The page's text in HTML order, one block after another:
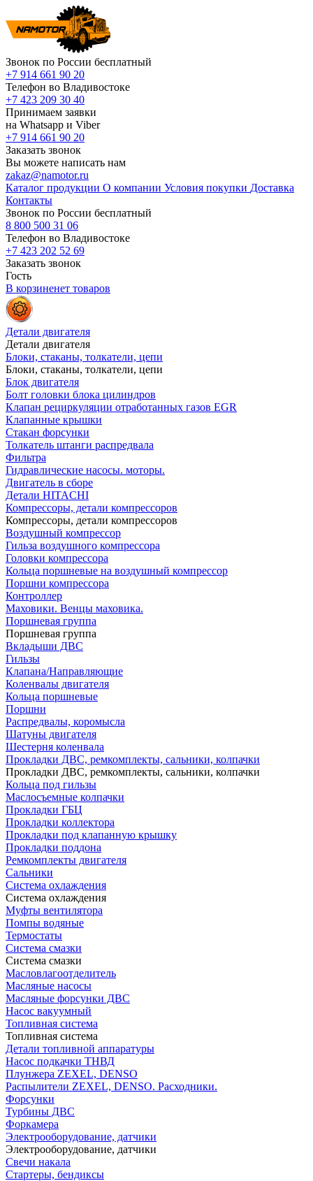
Звонок по России бесплатный
+7 914 661 90 20
Телефон во Владивостоке
+7 423 209 30 40
Принимаем заявки
на Whatsapp и Viber
+7 914 661 90 20
Заказать звонок
Вы можете написать нам
zakaz@namotor.ru
Каталог продукции О компании Условия покупки Доставка
Контакты
Звонок по России бесплатный
8 800 500 31 06
Телефон во Владивостоке
+7 423 202 52 69
Заказать звонок
Гость
В корзиненет товаров
Детали двигателя
Детали двигателя
Блоки, стаканы, толкатели, цепи
Блоки, стаканы, толкатели, цепи
Блок двигателя
Болт головки блока цилиндров
Клапан рециркуляции отработанных газов EGR
Клапанные крышки
Стакан форсунки
Толкатель штанги распредвала
Фильтра
Гидравлические насосы. моторы.
Двигатель в сборе
Детали HITACHI
Компрессоры, детали компрессоров
Компрессоры, детали компрессоров
Воздушный компрессор
Гильза воздушного компрессора
Головки компрессора
Кольца поршневые на воздушный компрессор
Поршни компрессора
Контроллер
Маховики. Венцы маховика.
Поршневая группа
Поршневая группа
Вкладыши ДВС
Гильзы
Клапана/Направляющие
Коленвалы двигателя
Кольца поршневые
Поршни
Распредвалы, коромысла
Шатуны двигателя
Шестерня коленвала
Прокладки ДВС, ремкомплекты, сальники, колпачки
Прокладки ДВС, ремкомплекты, сальники, колпачки
Кольца под гильзы
Маслосъемные колпачки
Прокладки ГБЦ
Прокладки коллектора
Прокладки под клапанную крышку
Прокладки поддона
Ремкомплекты двигателя
Сальники
Система охлаждения
Система охлаждения
Муфты вентилятора
Помпы водяные
Термостаты
Система смазки
Система смазки
Масловлагоотделитель
Масляные насосы
Масляные форсунки ДВС
Насос вакуумный
Топливная система
Топливная система
Детали топливной аппаратуры
Насос подкачки ТНВД
Плунжера ZEXEL, DENSO
Распылители ZEXEL, DENSO. Расходники.
Форсунки
Турбины ДВС
Форкамера
Электрооборудование, датчики
Электрооборудование, датчики
Свечи накала
Стартеры, бендиксы